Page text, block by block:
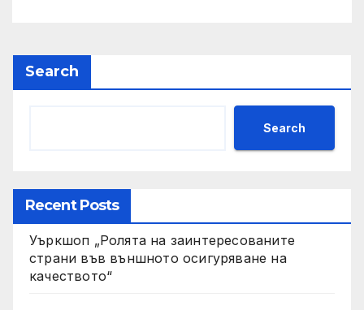
Search
Search
Recent Posts
Уъркшоп „Ролята на заинтересованите
страни във външното осигуряване на
качеството“